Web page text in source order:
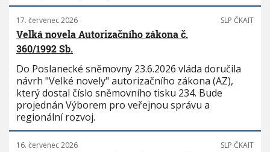
17. červenec 2026 SLP ČKAIT
Velká novela Autorizačního zákona č.
360/1992 Sb.
Do Poslanecké sněmovny 23.6.2026 vláda doručila
návrh "Velké novely" autorizačního zákona (AZ),
který dostal číslo sněmovního tisku 234. Bude
projednán Výborem pro veřejnou správu a
regionální rozvoj.
16. červenec 2026 SLP ČKAIT